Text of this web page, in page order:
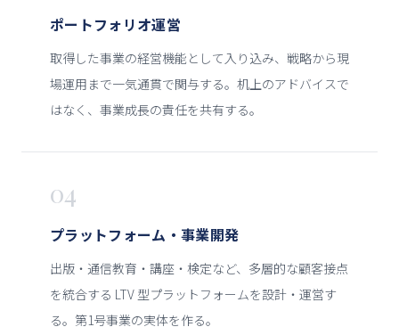
ポートフォリオ運営
取得した事業の経営機能として入り込み、戦略から現
場運用まで一気通貫で関与する。机上のアドバイスで
はなく、事業成長の責任を共有する。
04
プラットフォーム・事業開発
出版・通信教育・講座・検定など、多層的な顧客接点
を統合する LTV 型プラットフォームを設計・運営す
る。第1号事業の実体を作る。